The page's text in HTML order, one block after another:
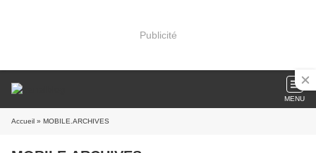
Publicité
MENU
Accueil » MOBILE.ARCHIVES